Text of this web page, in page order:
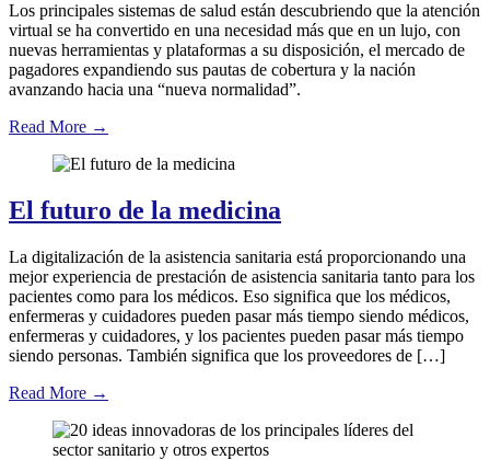
Los principales sistemas de salud están descubriendo que la atención
virtual se ha convertido en una necesidad más que en un lujo, con
nuevas herramientas y plataformas a su disposición, el mercado de
pagadores expandiendo sus pautas de cobertura y la nación
avanzando hacia una “nueva normalidad”.
Read More →
El futuro de la medicina
La digitalización de la asistencia sanitaria está proporcionando una
mejor experiencia de prestación de asistencia sanitaria tanto para los
pacientes como para los médicos. Eso significa que los médicos,
enfermeras y cuidadores pueden pasar más tiempo siendo médicos,
enfermeras y cuidadores, y los pacientes pueden pasar más tiempo
siendo personas. También significa que los proveedores de […]
Read More →